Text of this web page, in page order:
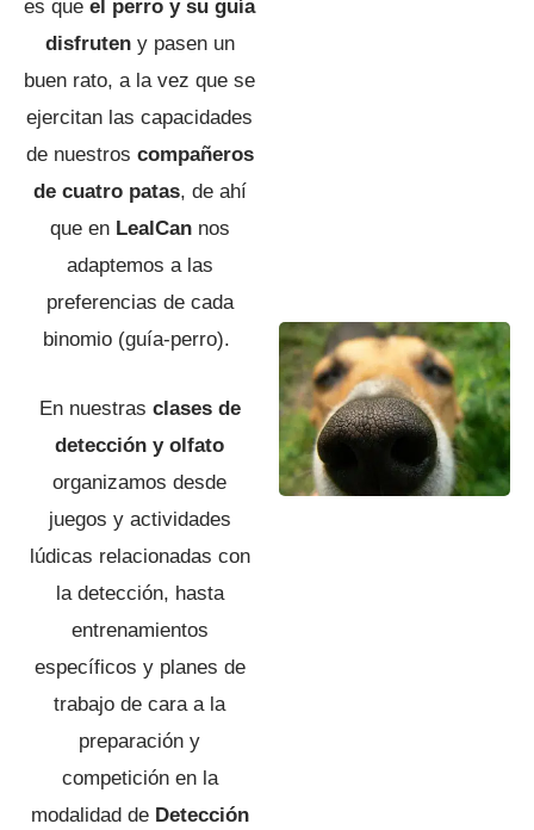
es que el perro y su guía
disfruteny pasen un
buen rato, a la vez que se
ejercitan las capacidades
de nuestros compañeros
de cuatro patas, de ahí
que en LealCannos
adaptemos a las
preferencias de cada
binomio (guía-perro).
En nuestras clases de
detección y olfato
organizamos desde
juegos y actividades
lúdicas relacionadas con
la detección, hasta
entrenamientos
específicos y planes de
trabajo de cara a la
preparación y
competición en la
modalidad de Detección